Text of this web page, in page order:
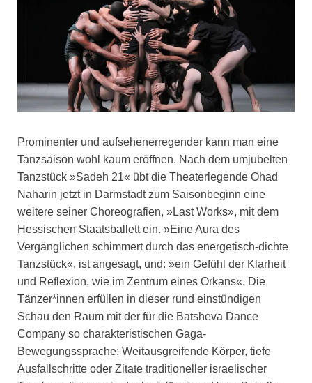
Prominenter und aufsehenerregender kann man eine
Tanzsaison wohl kaum eröffnen. Nach dem umjubelten
Tanzstück »Sadeh 21« übt die Theaterlegende Ohad
Naharin jetzt in Darmstadt zum Saisonbeginn eine
weitere seiner Choreografien, »Last Works», mit dem
Hessischen Staatsballett ein. »Eine Aura des
Vergänglichen schimmert durch das energetisch-dichte
Tanzstück«, ist angesagt, und: »ein Gefühl der Klarheit
und Reflexion, wie im Zentrum eines Orkans«. Die
Tänzer*innen erfüllen in dieser rund einstündigen
Schau den Raum mit der für die Batsheva Dance
Company so charakteristischen Gaga-
Bewegungssprache: Weitausgreifende Körper, tiefe
Ausfallschritte oder Zitate traditioneller israelischer